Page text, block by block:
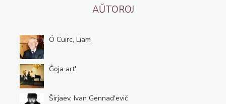
AŬTOROJ
Ó Cuirc, Liam
Ĝoja art'
Širjaev, Ivan Gennad'evič